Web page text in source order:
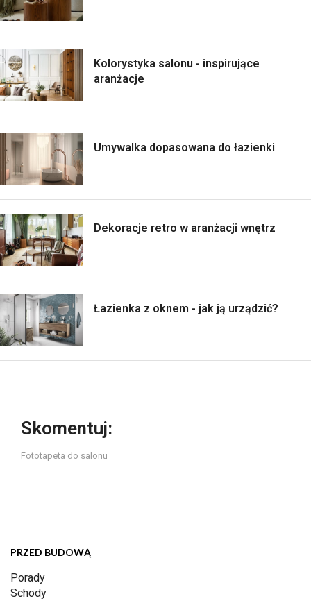
Kolorystyka salonu - inspirujące
aranżacje
Umywalka dopasowana do łazienki
Dekoracje retro w aranżacji wnętrz
Łazienka z oknem - jak ją urządzić?
Skomentuj:
Fototapeta do salonu
PRZED BUDOWĄ
Porady
Schody